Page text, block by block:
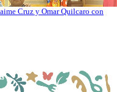
Cruz y Omar Quilcaro con